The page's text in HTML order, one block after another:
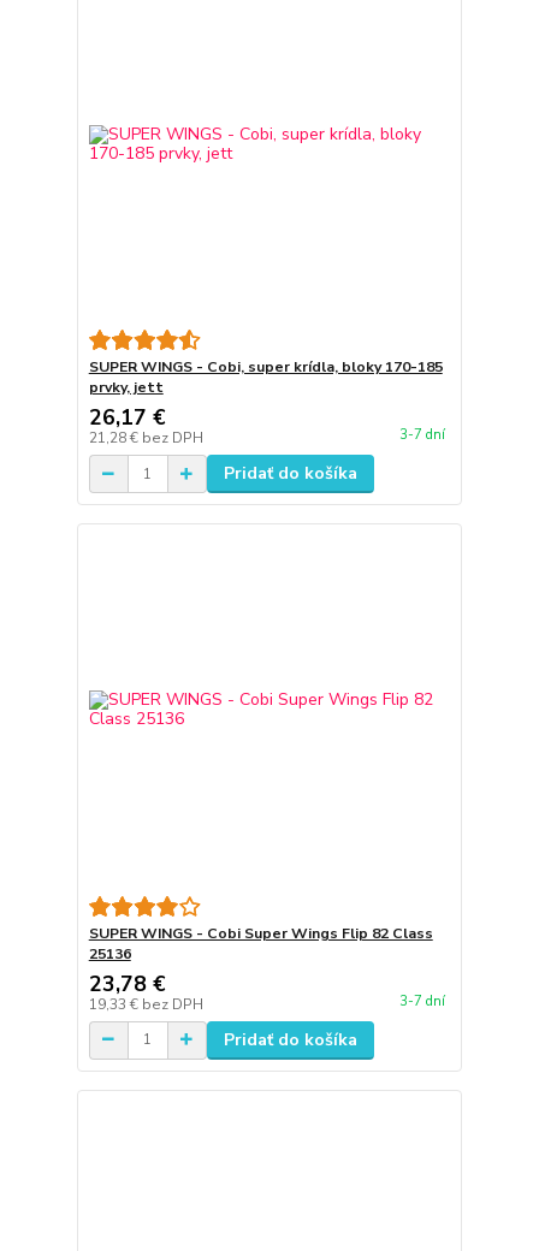
SUPER WINGS - Cobi, super krídla, bloky 170-185
prvky, jett
26,17 €
21,28 € bez DPH 3-7 dní
Pridať do košíka
SUPER WINGS - Cobi Super Wings Flip 82 Class
25136
23,78 €
19,33 € bez DPH 3-7 dní
Pridať do košíka